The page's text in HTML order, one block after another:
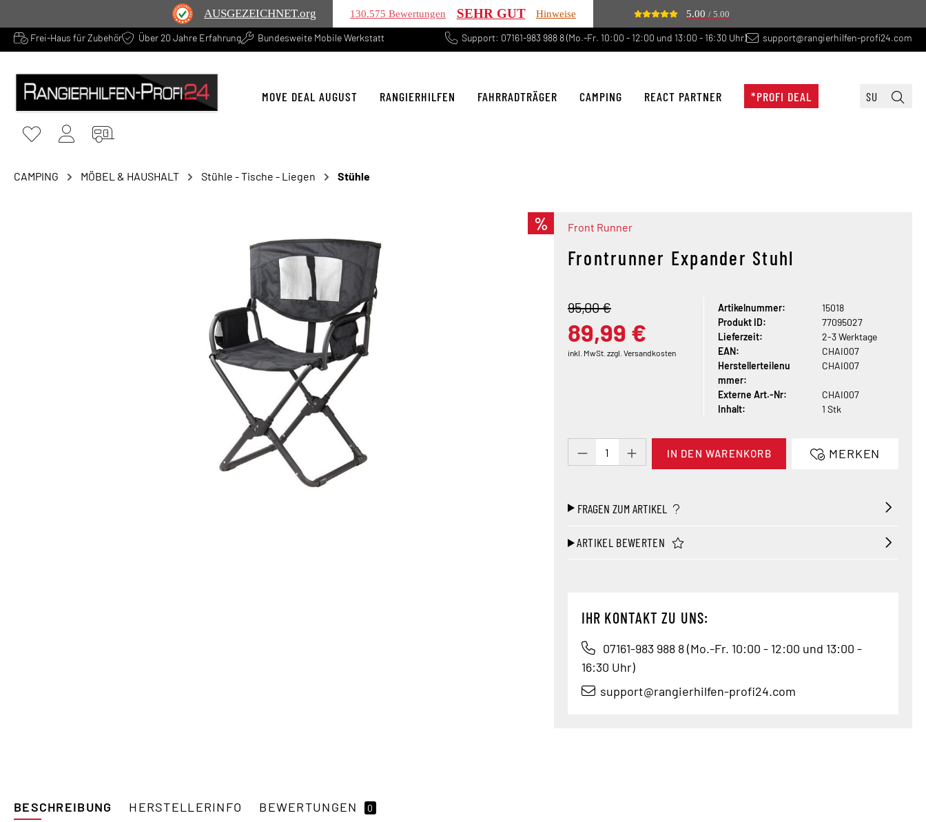
AUSGEZEICHNET.org 130.575 Bewertungen SEHR GUT Hinweise 5.00/ 5.00
Zur Hauptnavigation springen
Frei-Haus für Zubehör Über 20 Jahre Erfahrung Bundesweite Mobile Werkstatt Support: 07161-983 988 8 (Mo.-Fr. 10:00 - 12:00 und 13:00 - 16:30 Uhr) support@rangierhilfen-profi24.com
MOVE DEAL AUGUST RANGIERHILFEN FAHRRADTRÄGER CAMPING REACT PARTNER *PROFI DEAL
CAMPING MÖBEL & HAUSHALT Stühle - Tische - Liegen Stühle
Front Runner
%
Frontrunner Expander Stuhl
89,99 €
95,00 €
inkl. MwSt. zzgl. Versandkosten
Artikelnummer:
15018
Produkt ID:
77095027
Lieferzeit:
2-3 Werktage
EAN:
CHAI007
Herstellerteilenu
mmer:
CHAI007
Externe Art.-Nr:
CHAI007
Inhalt:
1 Stk
Produkt Anzahl: Gib den gewünschten Wert ein
IN DEN WARENKORB MERKEN
FRAGEN ZUM ARTIKEL
ARTIKEL BEWERTEN
IHR KONTAKT ZU UNS:
07161-983 988 8 (Mo.-Fr. 10:00 - 12:00 und 13:00 -
16:30 Uhr)
support@rangierhilfen-profi24.com
BESCHREIBUNG HERSTELLERINFO BEWERTUNGEN 0